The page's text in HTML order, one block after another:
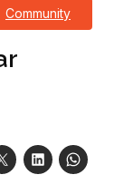
Community